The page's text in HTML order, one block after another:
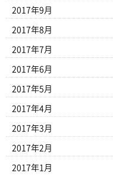
2017年9月
2017年8月
2017年7月
2017年6月
2017年5月
2017年4月
2017年3月
2017年2月
2017年1月